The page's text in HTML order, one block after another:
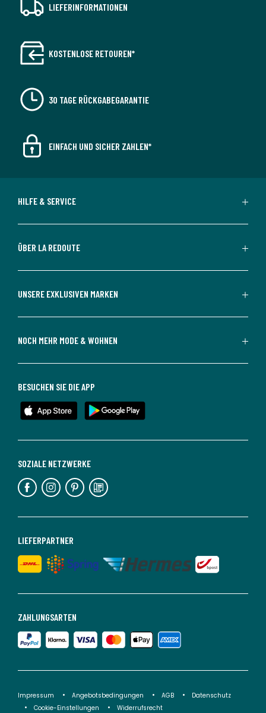
LIEFERINFORMATIONEN
KOSTENLOSE RETOUREN*
30 TAGE RÜCKGABEGARANTIE
EINFACH UND SICHER ZAHLEN*
HILFE & SERVICE
ÜBER LA REDOUTE
UNSERE EXKLUSIVEN MARKEN
NOCH MEHR MODE & WOHNEN
ZAHLUNGSARTEN
LIEFERPARTNER
SOZIALE NETZWERKE
BESUCHEN SIE DIE APP
Impressum Angebotsbedingungen AGB
Datenschutz
Cookie-Einstellungen
Widerrufsrecht